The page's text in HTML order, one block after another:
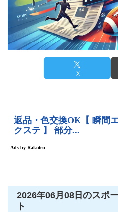
X
2026年06月08日のスポ
ト